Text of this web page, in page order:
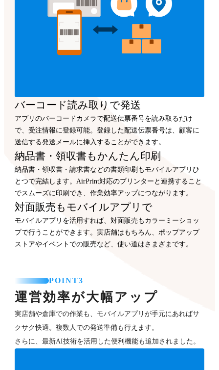
バーコード読み取りで発送
アプリのバーコードカメラで配送伝票番号を読み取るだけ
で、受注情報に登録可能。登録した配送伝票番号は、顧客に
送信する発送メールに挿入することができます。
納品書・領収書もかんたん印刷
納品書・領収書・請求書などの書類印刷もモバイルアプリひ
とつで完結します。AirPrint対応のプリンターと連携すること
でスムーズに印刷でき、作業効率アップにつながります。
対面販売もモバイルアプリで
モバイルアプリを活用すれば、対面販売もカラーミーショッ
プで行うことができます。実店舗はもちろん、ポップアップ
ストアやイベントでの販売など、使い道はさまざまです。
POINT3
運営効率が大幅アップ
実店舗や倉庫での作業も、モバイルアプリが手元にあればサ
クサク快適。複数人での発送準備も行えます。
さらに、最新AI技術を活用した便利機能も追加されました。